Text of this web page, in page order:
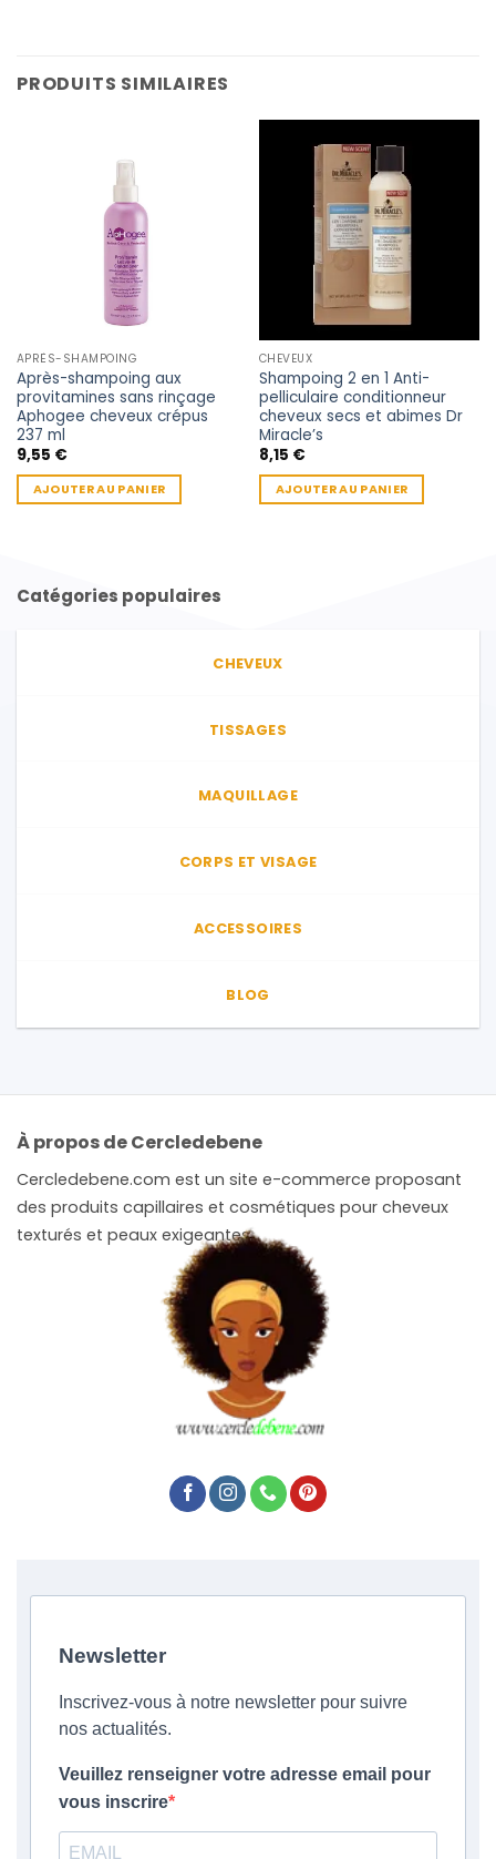
PRODUITS SIMILAIRES
APRÈS-SHAMPOING
Après-shampoing aux
provitamines sans rinçage
Aphogee cheveux crépus
237 ml
9,55 €
AJOUTER AU PANIER
CHEVEUX
Shampoing 2 en 1 Anti-
pelliculaire conditionneur
cheveux secs et abimes Dr
Miracle’s
8,15 €
AJOUTER AU PANIER
Catégories populaires
CHEVEUX
TISSAGES
MAQUILLAGE
CORPS ET VISAGE
ACCESSOIRES
BLOG
À propos de Cercledebene
Cercledebene.com est un site e-commerce proposant
des produits capillaires et cosmétiques pour cheveux
texturés et peaux exigeantes.
Newsletter
Inscrivez-vous à notre newsletter pour suivre
nos actualités.
Veuillez renseigner votre adresse email pour
vous inscrire